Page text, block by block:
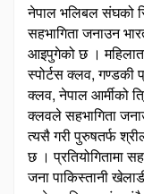
नेपाल भलिबल संघको
सहभागिता जनाउन
आइपुगेको छ ।
स्पोर्टस क्लव, गण्डकी
क्लव, नेपाल आर्मीको
क्लवले सहभागिता
त्यसै गरी पुरुषतर्फ
छ । प्रतियोगितामा
जना पाकिस्तानी